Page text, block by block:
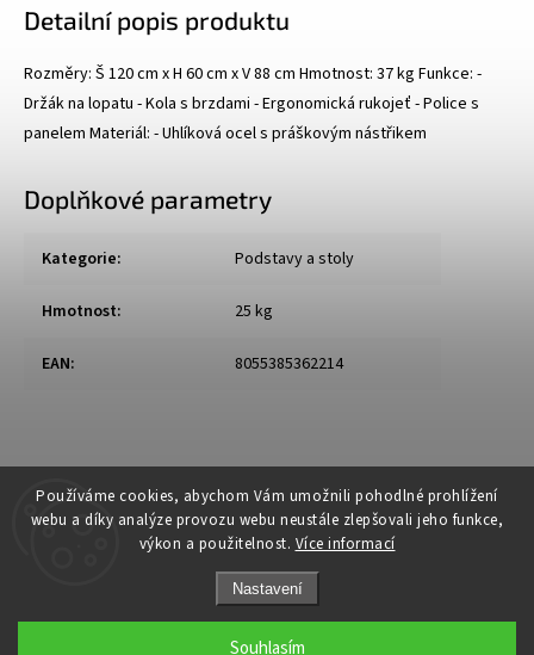
Používáme cookies, abychom Vám umožnili pohodlné prohlížení
webu a díky analýze provozu webu neustále zlepšovali jeho funkce,
výkon a použitelnost. Více informací
Nastavení
Souhlasím
Detailní popis produktu
Rozměry: Š 120 cm x H 60 cm x V 88 cm Hmotnost: 37 kg Funkce: -
Držák na lopatu - Kola s brzdami - Ergonomická rukojeť - Police s
panelem Materiál: - Uhlíková ocel s práškovým nástřikem
Doplňkové parametry
Kategorie: Podstavy a stoly
Hmotnost: 25 kg
EAN: 8055385362214